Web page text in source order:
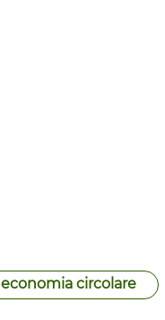
economia circolare